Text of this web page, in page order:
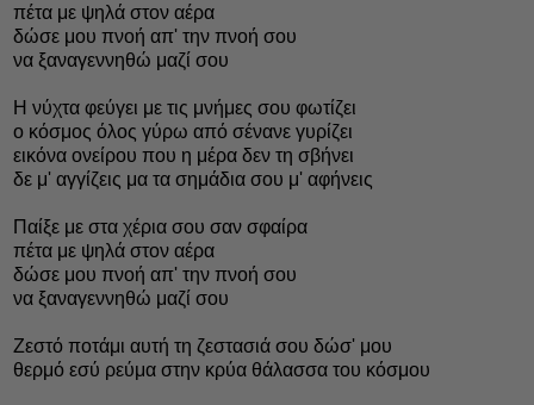
πέτα με ψηλά στον αέρα
δώσε μου πνοή απ' την πνοή σου
να ξαναγεννηθώ μαζί σου
Η νύχτα φεύγει με τις μνήμες σου φωτίζει
ο κόσμος όλος γύρω από σένανε γυρίζει
εικόνα ονείρου που η μέρα δεν τη σβήνει
δε μ' αγγίζεις μα τα σημάδια σου μ' αφήνεις
Παίξε με στα χέρια σου σαν σφαίρα
πέτα με ψηλά στον αέρα
δώσε μου πνοή απ' την πνοή σου
να ξαναγεννηθώ μαζί σου
Ζεστό ποτάμι αυτή τη ζεστασιά σου δώσ' μου
θερμό εσύ ρεύμα στην κρύα θάλασσα του κόσμου